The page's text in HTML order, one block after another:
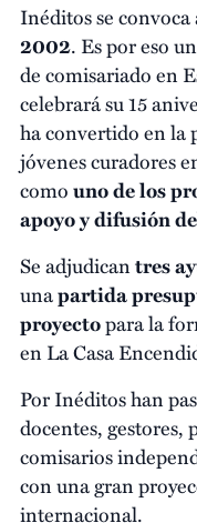
Inéditos se
2002. Es por eso
de comisariado en
celebrará su 15
ha convertido en la
jóvenes curadores
comouno de los
apoyo y difusión
Se adjudicantres
unapartida
proyectopara la
en La Casa
Por Inéditos han
docentes, gestores,
comisarios
con una gran
internacional.